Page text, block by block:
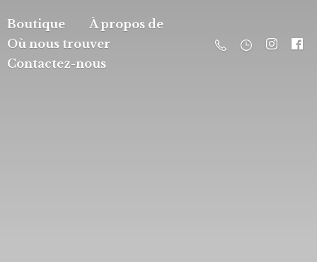
Boutique
À propos de
Où nous trouver
Contactez-nous